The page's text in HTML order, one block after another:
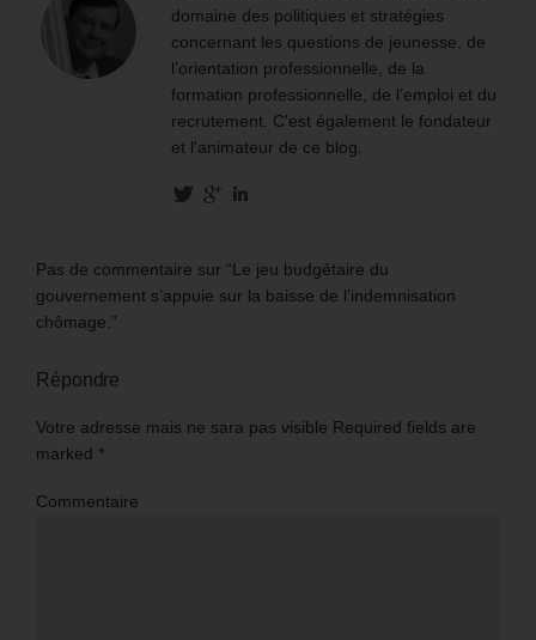
domaine des politiques et stratégies
concernant les questions de jeunesse, de
l’orientation professionnelle, de la
formation professionnelle, de l’emploi et du
recrutement. C'est également le fondateur
et l'animateur de ce blog.
Pas de commentaire sur “Le jeu budgétaire du
gouvernement s’appuie sur la baisse de l’indemnisation
chômage.”
Répondre
Votre adresse mais ne sara pas visible Required fields are
marked *
Commentaire